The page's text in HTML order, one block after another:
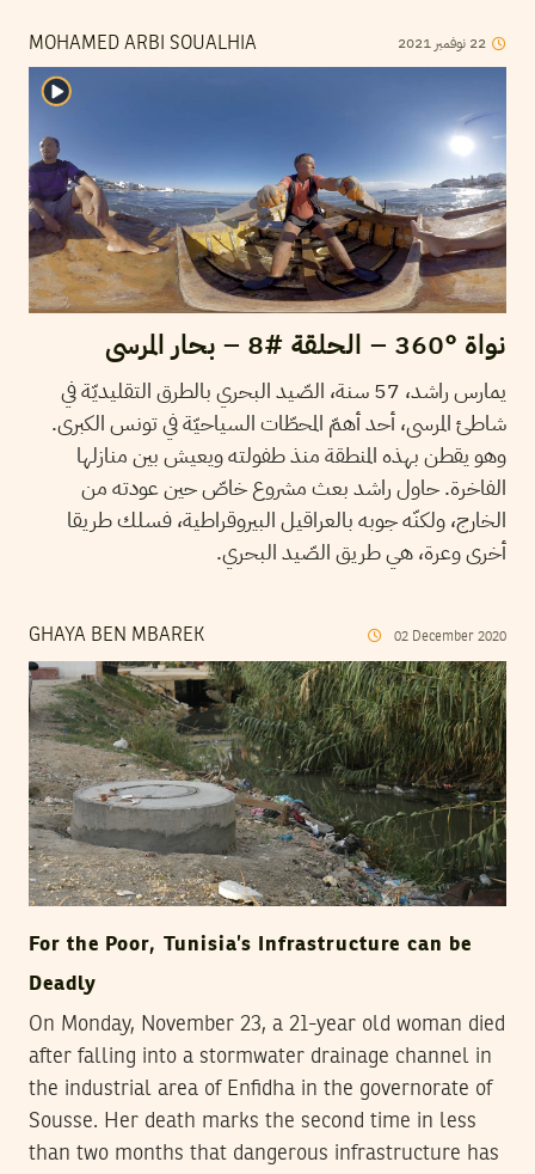
MOHAMED ARBI SOUALHIA 22 نوفمبر 2021
نواة °360 – الحلقة #8 – بحار المرسى
يمارس راشد، 57 سنة، الصّيد البحري بالطرق التقليديّة في
شاطئ المرسى، أحد أهمّ المحطّات السياحيّة في تونس الكبرى.
وهو يقطن بهذه المنطقة منذ طفولته ويعيش بين منازلها
الفاخرة. حاول راشد بعث مشروع خاصّ حين عودته من
الخارج، ولكنّه جوبه بالعراقيل البيروقراطية، فسلك طريقا
أخرى وعرة، هي طريق الصّيد البحري.
GHAYA BEN MBAREK 02 December 2020
For the Poor, Tunisia’s Infrastructure can be
Deadly
On Monday, November 23, a 21-year old woman died
after falling into a stormwater drainage channel in
the industrial area of Enfidha in the governorate of
Sousse. Her death marks the second time in less
than two months that dangerous infrastructure has